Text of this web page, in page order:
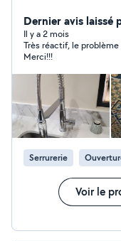
WC,dépannage, climatisation, entretien et diagnostic.
Cuivre et PvC, je
plombier. Devis
Dernier avis laissé
Il y a 2 mois
Très réactif, le
Merci!!!
Serrurerie
Voir le